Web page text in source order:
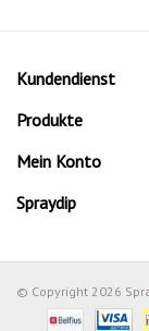
Kundendienst
Produkte
Mein Konto
Spraydip
© Copyright 2026